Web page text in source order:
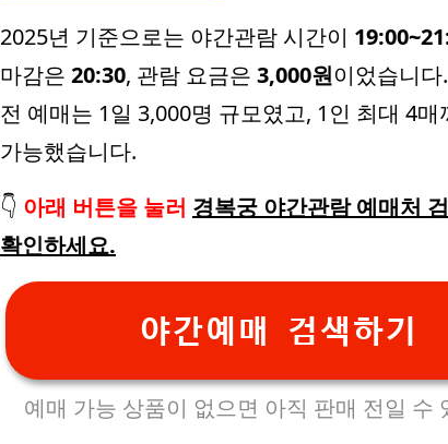
2025년 기준으로는 야간관람 시간이
마감은 20:30, 관람 요금은 3,000원이었습니
전 예매는 1일 3,000명 규모였고, 1인 최대 4매
가능했습니다.
👇 아래 버튼을 눌러 경복궁 야간관람 예매처
확인하세요.
야간예매 검색하기
예매 가능 상품이 없으면 아직 판매 전일 수